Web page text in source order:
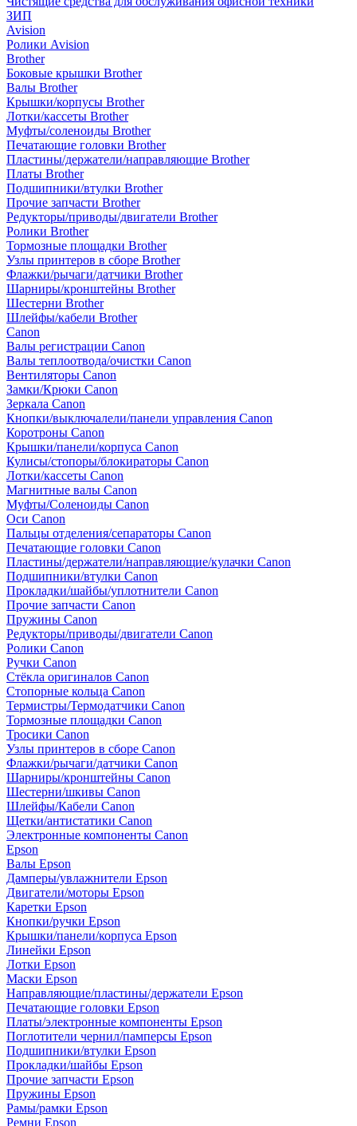
ЗИП
Avision
Ролики Avision
Brother
Боковые крышки Brother
Валы Brother
Крышки/корпусы Brother
Лотки/кассеты Brother
Муфты/соленоиды Brother
Печатающие головки Brother
Пластины/держатели/направляющие Brother
Платы Brother
Подшипники/втулки Brother
Прочие запчасти Brother
Редукторы/приводы/двигатели Brother
Ролики Brother
Тормозные площадки Brother
Узлы принтеров в сборе Brother
Флажки/рычаги/датчики Brother
Шарниры/кронштейны Brother
Шестерни Brother
Шлейфы/кабели Brother
Canon
Валы регистрации Canon
Валы теплоотвода/очистки Canon
Вентиляторы Canon
Замки/Крюки Canon
Зеркала Canon
Кнопки/выключалели/панели управления Canon
Коротроны Canon
Крышки/панели/корпуса Canon
Кулисы/стопоры/блокираторы Canon
Лотки/кассеты Canon
Магнитные валы Canon
Муфты/Соленоиды Canon
Оси Canon
Пальцы отделения/сепараторы Canon
Печатающие головки Canon
Пластины/держатели/направляющие/кулачки Canon
Подшипники/втулки Canon
Прокладки/шайбы/уплотнители Canon
Прочие запчасти Canon
Пружины Canon
Редукторы/приводы/двигатели Canon
Ролики Canon
Ручки Canon
Стёкла оригиналов Canon
Стопорные кольца Canon
Термистры/Термодатчики Canon
Тормозные площадки Canon
Тросики Canon
Узлы принтеров в сборе Canon
Флажки/рычаги/датчики Canon
Шарниры/кронштейны Canon
Шестерни/шкивы Canon
Шлейфы/Кабели Canon
Щетки/антистатики Canon
Электронные компоненты Canon
Epson
Валы Epson
Дамперы/увлажнители Epson
Двигатели/моторы Epson
Каретки Epson
Кнопки/ручки Epson
Крышки/панели/корпуса Epson
Линейки Epson
Лотки Epson
Маски Epson
Направляющие/пластины/держатели Epson
Печатающие головки Epson
Платы/электронные компоненты Epson
Поглотители чернил/памперсы Epson
Подшипники/втулки Epson
Прокладки/шайбы Epson
Прочие запчасти Epson
Пружины Epson
Рамы/рамки Epson
Ремни Epson